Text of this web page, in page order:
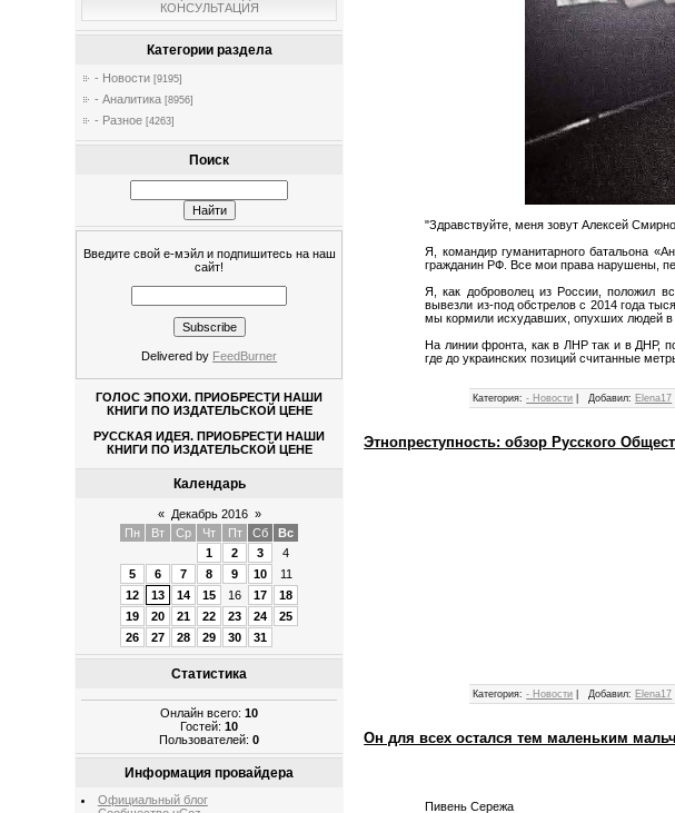
КОНСУЛЬТАЦИЯ
Категории раздела
- Новости [9195]
- Аналитика [8956]
- Разное [4263]
Поиск
Введите свой е-мэйл и подпишитесь на наш
сайт!
Delivered by FeedBurner
ГОЛОС ЭПОХИ. ПРИОБРЕСТИ НАШИ
КНИГИ ПО ИЗДАТЕЛЬСКОЙ ЦЕНЕ
РУССКАЯ ИДЕЯ. ПРИОБРЕСТИ НАШИ
КНИГИ ПО ИЗДАТЕЛЬСКОЙ ЦЕНЕ
Календарь
« Декабрь 2016 »
Пн
Вт Ср Чт Пт Сб
Вс
1
2 3
4
5
6 7 8 9 10
11
12
13 14 15 16 17
18
19
20 21 22 23 24
25
26
27 28 29 30 31
Статистика
Онлайн всего:10
Гостей:10
Пользователей:0
Информация провайдера
Официальный блог
"Здравствуйте, меня зовут Алексей
Я, командир гуманитарного батальона
гражданин РФ. Все мои права нарушены,
Я, как доброволец из России, положил
вывезли из-под обстрелов с 2014 года
мы кормили исхудавших, опухших людей
На линии фронта, как в ЛНР так и в ДНР,
где до украинских позиций считанные
Категория: - Новости Добавил: Elena17
Этнопреступность: обзор Русского
Категория: - Новости Добавил: Elena17
Он для всех остался тем маленьким
Пивень Сережа